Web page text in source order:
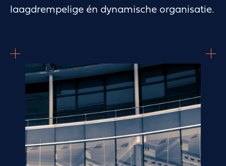
laagdrempelige én dynamische organisatie.